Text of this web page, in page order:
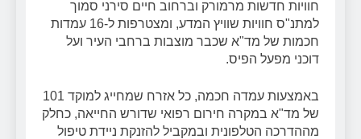
חוויות חדשות מרמורק וברחוב חיים סירני סמוך
למתנ"ס חוויות שוויץ המדע, ומצטרפות ל-16 עמדות
חכמות של מד"א שכבר מוצבות ברחבי העיר ועל
דוכני מפעל הפיס.
באמצעות עמדה חכמה, כל אזרח שמחייג למוקד 101
של מד"א במקרה חירום רפואי שדורש החייאה, כחלק
מההדרכה הטלפונית ובמקביל להזנקת ניידת טיפול